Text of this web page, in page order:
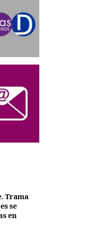
Trama
se
en